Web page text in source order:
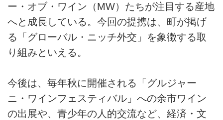
ー・オブ・ワイン（MW）たちが注目する産地
へと成長している。今回の提携は、町が掲げ
る「グローバル・ニッチ外交」を象徴する取
り組みといえる。
今後は、毎年秋に開催される「グルジャー
ニ・ワインフェスティバル」への余市ワイン
の出展や、青少年の人的交流など、経済・文